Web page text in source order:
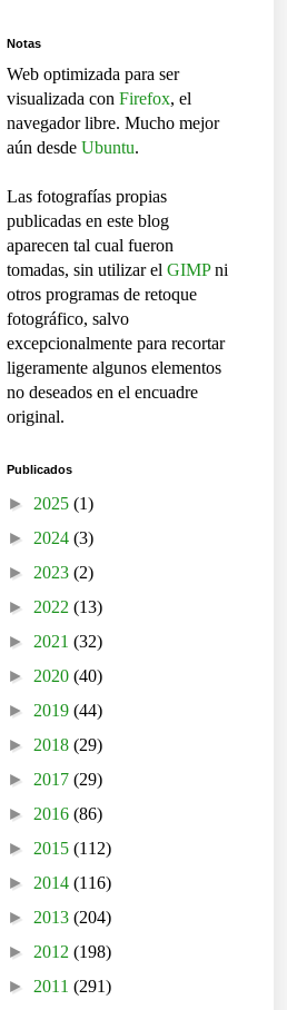
Notas
Web optimizada para ser
visualizada con Firefox, el
navegador libre. Mucho mejor
aún desde Ubuntu.
Las fotografías propias
publicadas en este blog
aparecen tal cual fueron
tomadas, sin utilizar el GIMPni
otros programas de retoque
fotográfico, salvo
excepcionalmente para recortar
ligeramente algunos elementos
no deseados en el encuadre
original.
Publicados
► 2025 (1)
► 2024 (3)
► 2023 (2)
► 2022 (13)
► 2021 (32)
► 2020 (40)
► 2019 (44)
► 2018 (29)
► 2017 (29)
► 2016 (86)
► 2015 (112)
► 2014 (116)
► 2013 (204)
► 2012 (198)
► 2011 (291)